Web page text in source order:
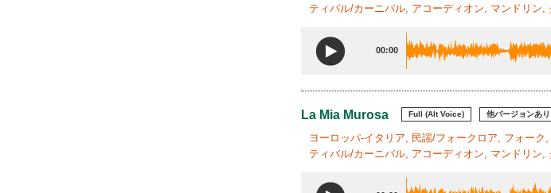
ティバル/カーニバル, アコーディオン, マンドリン
00:00
La Mia Murosa Full (Alt Voice) 他バージョンあり
ヨーロッパ-イタリア, 民謡/フォークロア, フォー
ティバル/カーニバル, アコーディオン, マンドリン